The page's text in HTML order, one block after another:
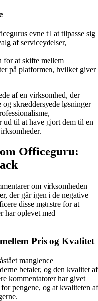
evne til at tilpasse sig
af serviceydelser,
for at skifte mellem
på platformen, hvilket giver
af en virksomhed, der
og skræddersyede løsninger
ud til at have gjort dem til en
Officeguru:
om virksomheden
der går igen i de negative
disse mønstre for at
har oplevet med
Pris og Kvalitet
manglende
betaler, og den kvalitet af
kommentatorer har givet
pengene, og at kvaliteten af